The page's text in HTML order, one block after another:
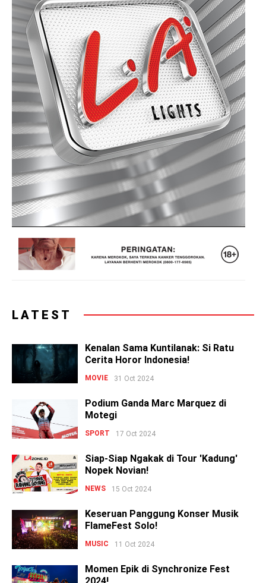
LATEST
Kenalan Sama Kuntilanak: Si Ratu
Cerita Horor Indonesia!
MOVIE 31 Oct 2024
Podium Ganda Marc Marquez di
Motegi
SPORT 17 Oct 2024
Siap-Siap Ngakak di Tour 'Kadung'
Nopek Novian!
NEWS 15 Oct 2024
Keseruan Panggung Konser Musik
FlameFest Solo!
MUSIC 11 Oct 2024
Momen Epik di Synchronize Fest